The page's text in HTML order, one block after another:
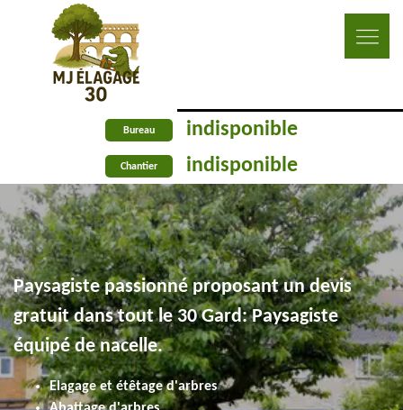
Bureau indisponible
Chantier indisponible
Paysagiste passionné proposant un devis
gratuit dans tout le 30 Gard: Paysagiste
équipé de nacelle.
Elagage et étêtage d'arbres